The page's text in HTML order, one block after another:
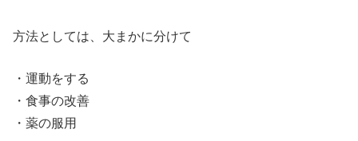
方法としては、大まかに分けて
・運動をする
・食事の改善
・薬の服用